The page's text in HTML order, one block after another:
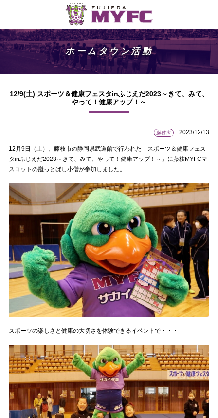
ホームタウン活動
12/9(土) スポーツ＆健康フェスタinふじえだ2023～きて、みて、
やって！健康アップ！～
藤枝市 2023/12/13
12月9日（土）、藤枝市の静岡県武道館で行われた「スポーツ＆健康フェス
タinふじえだ2023～きて、みて、やって！健康アップ！～」に藤枝MYFCマ
スコットの蹴っとばし小僧が参加しました。
スポーツの楽しさと健康の大切さを体験できるイベントで・・・